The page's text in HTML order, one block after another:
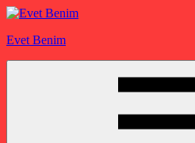
İçeriğe
Evet Benim